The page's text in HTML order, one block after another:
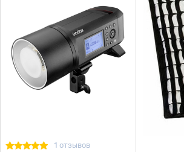
1 отзывов